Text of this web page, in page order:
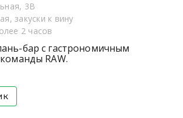
3В
закуски к вину
2 часов
бар с гастрономичным
RAW.